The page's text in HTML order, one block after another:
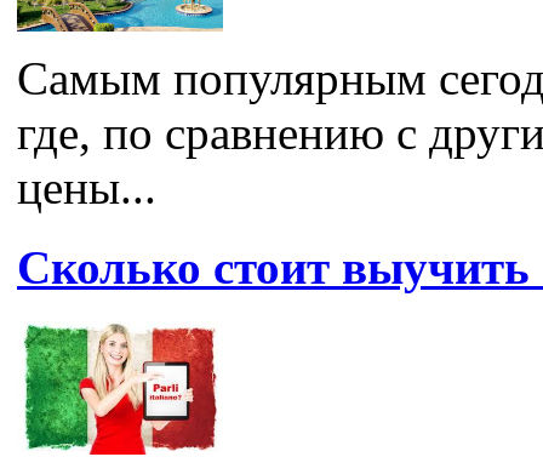
Самым популярным
где, по сравнению с
цены...
Сколько стоит